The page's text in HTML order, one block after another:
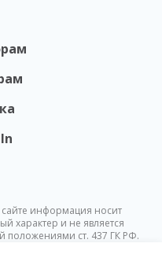
информация носит
характер и не является
положениями ст. 437 ГК РФ.